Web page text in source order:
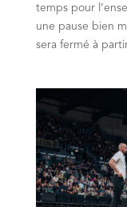
temps pour
une pause bien
sera fermé à